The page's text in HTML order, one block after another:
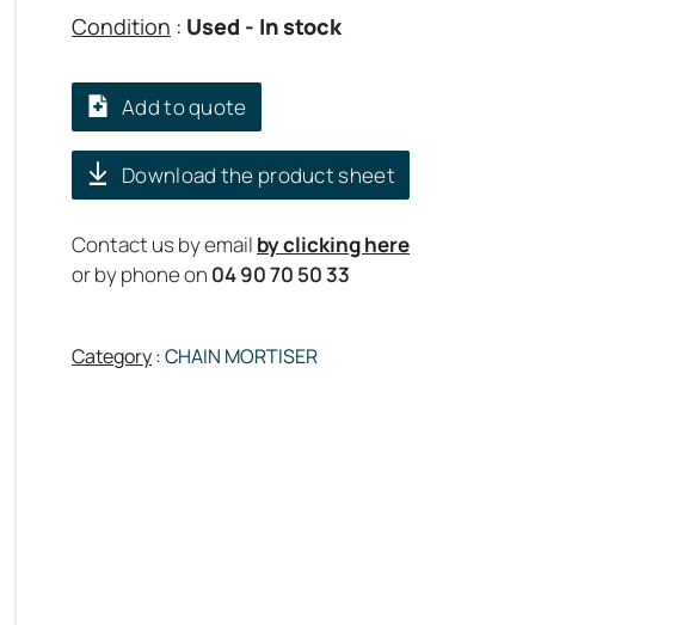
Condition : Used - In stock
Add to quote
Download the product sheet
Contact us by email by clicking here
or by phone on 04 90 70 50 33
Category:CHAIN MORTISER